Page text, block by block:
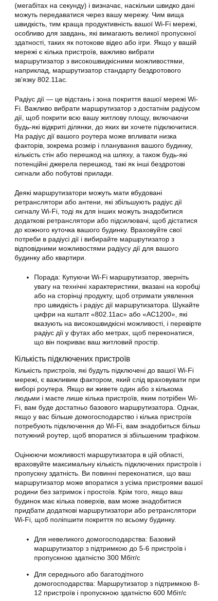
(мегабітах на секунду) і визначає, наскільки швидко дані
можуть передаватися через вашу мережу. Чим вища
швидкість, тим краща продуктивність вашої Wi-Fi мережі,
особливо для завдань, які вимагають великої пропускної
здатності, таких як потокове відео або ігри. Якщо у вашій
мережі є кілька пристроїв, важливо вибрати
маршрутизатор з високошвидкісними можливостями,
наприклад, маршрутизатор стандарту бездротового
зв’язку 802.11ac.
Радіус дії — це відстань і зона покриття вашої мережі Wi-
Fi. Важливо вибрати маршрутизатор з достатнім радіусом
дії, щоб покрити всю вашу житлову площу, включаючи
будь-які відкриті ділянки, до яких ви хочете підключитися.
На радіус дії вашого роутера може впливати низка
факторів, зокрема розмір і планування вашого будинку,
кількість стін або перешкод на шляху, а також будь-які
потенційні джерела перешкод, такі як інші бездротові
сигнали або побутові прилади.
Деякі маршрутизатори можуть мати вбудовані
ретранслятори або антени, які збільшують радіус дії
сигналу Wi-Fi, тоді як для інших можуть знадобитися
додаткові ретранслятори або підсилювачі, щоб дістатися
до кожного куточка вашого будинку. Враховуйте свої
потреби в радіусі дії і вибирайте маршрутизатор з
відповідними можливостями радіусу дії для вашого
будинку або квартири.
Порада: Купуючи Wi-Fi маршрутизатор, зверніть
увагу на технічні характеристики, вказані на коробці
або на сторінці продукту, щоб отримати уявлення
про швидкість і радіус дії маршрутизатора. Шукайте
цифри на кшталт «802.11ac» або «AC1200», які
вказують на високошвидкісні можливості, і перевірте
радіус дії у футах або метрах, щоб переконатися,
що він покриває ваш житловий простір.
Кількість підключених пристроїв
Кількість пристроїв, які будуть підключені до вашої Wi-Fi
мережі, є важливим фактором, який слід враховувати при
виборі роутера. Якщо ви живете один або з кількома
людьми і маєте лише кілька пристроїв, яким потрібен Wi-
Fi, вам буде достатньо базового маршрутизатора. Однак,
якщо у вас більше домогосподарство і кілька пристроїв
потребують підключення до Wi-Fi, вам знадобиться більш
потужний роутер, щоб впоратися зі збільшеним трафіком.
Оцінюючи можливості маршрутизатора в цій області,
враховуйте максимальну кількість підключених пристроїв і
пропускну здатність. Ви повинні переконатися, що ваш
маршрутизатор може впоратися з усіма пристроями вашої
родини без затримок і простоїв. Крім того, якщо ваш
будинок має кілька поверхів, вам може знадобитися
придбати додаткові маршрутизатори або ретранслятори
Wi-Fi, щоб поліпшити покриття по всьому будинку.
Для невеликого домогосподарства: Базовий
маршрутизатор з підтримкою до 5-6 пристроїв і
пропускною здатністю 300 Мбіт/с
Для середнього або багатодітного
домогосподарства: Маршрутизатор з підтримкою 8-
12 пристроїв і пропускною здатністю 600 Мбіт/с